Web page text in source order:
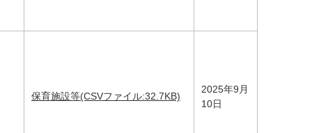
保育施設等(CSVファイル:32.7KB)
2025年9月
10日